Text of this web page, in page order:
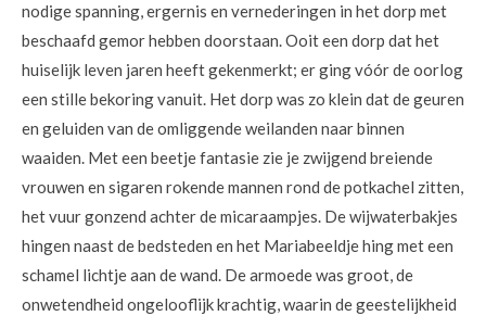
nodige spanning, ergernis en vernederingen in het dorp met
beschaafd gemor hebben doorstaan. Ooit een dorp dat het
huiselijk leven jaren heeft gekenmerkt; er ging vóór de oorlog
een stille bekoring vanuit. Het dorp was zo klein dat de geuren
en geluiden van de omliggende weilanden naar binnen
waaiden. Met een beetje fantasie zie je zwijgend breiende
vrouwen en sigaren rokende mannen rond de potkachel zitten,
het vuur gonzend achter de micaraampjes. De wijwaterbakjes
hingen naast de bedsteden en het Mariabeeldje hing met een
schamel lichtje aan de wand. De armoede was groot, de
onwetendheid ongelooflijk krachtig, waarin de geestelijkheid